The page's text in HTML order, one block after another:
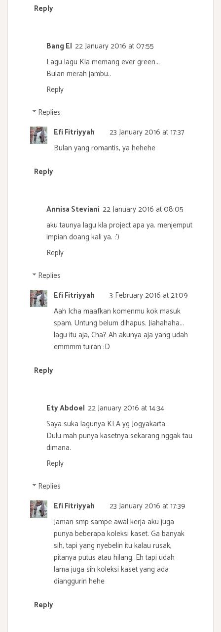
Reply
Bang El 22 January 2016 at 07:55
Lagu lagu Kla memang ever green...
Bulan merah jambu..
Reply
Replies
Efi Fitriyyah
23 January 2016 at 17:37
Bulan yang romantis, ya hehehe
Reply
Annisa Steviani 22 January 2016 at 08:05
aku taunya lagu kla project apa ya. menjemput
impian doang kali ya. :')
Reply
Replies
Efi Fitriyyah
3 February 2016 at 21:09
Aah Icha maafkan komenmu kok masuk
spam. Untung belum dihapus. Jiahahaha...
lagu itu aja, Cha? Ah akunya aja yang udah
emmmm tuiran :D
Reply
Ety Abdoel 22 January 2016 at 14:34
Saya suka lagunya KLA yg Jogyakarta.
Dulu mah punya kasetnya sekarang nggak tau
dimana.
Reply
Replies
Efi Fitriyyah
23 January 2016 at 17:39
Jaman smp sampe awal kerja aku juga
punya beberapa koleksi kaset. Ga banyak
sih, tapi yang nyebelin itu kalau rusak,
pitanya putus atau hilang. Eh tapi udah
lama juga sih koleksi kaset yang ada
dianggurin hehe
Reply